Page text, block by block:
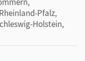
Pfalz,
Holstein,